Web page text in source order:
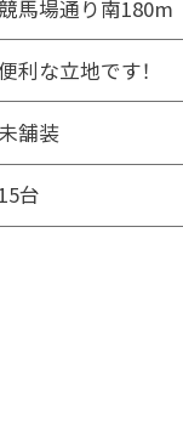
馬場通り南180m
便利な立地です！
未舗装
15台
必要事項を入力